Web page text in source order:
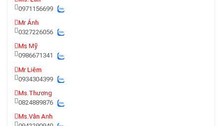
0971156699
Mr Ánh
0327226056
Ms Mỹ
0986671341
Mr Liêm
0934304399
Ms.Thương
0824889876
Ms.Vân Anh